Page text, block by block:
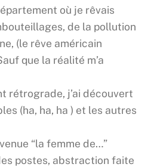
où je rêvais
de la pollution
(le rêve américain
que la réalité m’a
rétrograde, j’ai découvert
(ha, ha, ha ) et les autres
“la femme de…”
postes, abstraction faite